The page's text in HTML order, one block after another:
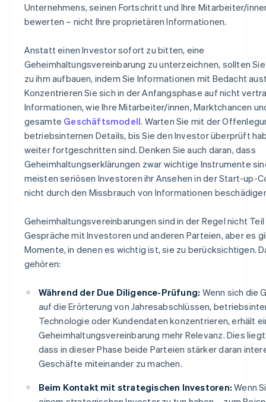
Unternehmens, seinen Fortschritt und Ihre Mitarbeiter/
bewerten – nicht Ihre proprietären Informationen.
Anstatt einen Investor sofort zu bitten, eine
Geheimhaltungsvereinbarung zu unterzeichnen, sollten
zu ihm aufbauen, indem Sie Informationen mit Bedacht
Konzentrieren Sie sich in der Anfangsphase auf nicht
Informationen, wie Ihre Mitarbeiter/innen, Marktchancen
gesamte Geschäftsmodell. Warten Sie mit der
betriebsinternen Details, bis Sie den Investor überprüft
weiter fortgeschritten sind. Denken Sie auch daran, dass
Geheimhaltungserklärungen zwar wichtige Instrumente
meisten seriösen Investoren ihr Ansehen in der Start-up-
nicht durch den Missbrauch von Informationen
Geheimhaltungsvereinbarungen sind in der Regel nicht
Gespräche mit Investoren und anderen Parteien, aber es
Momente, in denen es wichtig ist, sie zu berücksichtigen.
gehören:
Während der Due Diligence-Prüfung: Wenn sich die
auf die Erörterung von Jahresabschlüssen,
Technologie oder Kundendaten konzentrieren, erhält
Geheimhaltungsvereinbarung mehr Relevanz. Dies
dass in dieser Phase beide Parteien stärker daran
Geschäfte miteinander zu machen.
Beim Kontakt mit strategischen Investoren: Wenn